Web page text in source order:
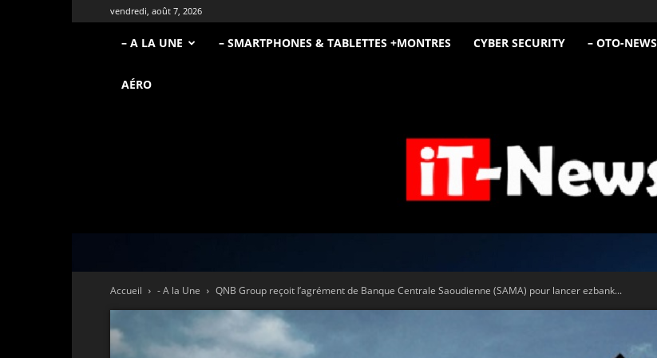
vendredi, août 7, 2026
– A LA UNE – SMARTPHONES & TABLETTES +MONTRES CYBER SECURITY – OTO-NEWS
AÉRO
iT
Accueil
- A la Une QNB Group reçoit l’agrément de Banque Centrale Saoudienne (SAMA) pour lancer ezbank...